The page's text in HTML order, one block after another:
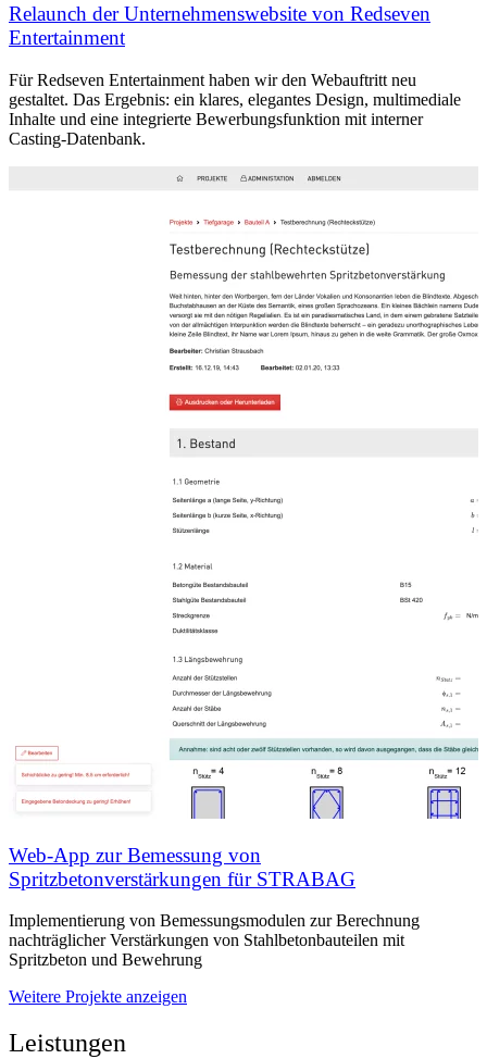
Relaunch der Unternehmenswebsite von Redseven
Entertainment
Für Redseven Entertainment haben wir den Webauftritt neu
gestaltet. Das Ergebnis: ein klares, elegantes Design, multimediale
Inhalte und eine integrierte Bewerbungsfunktion mit interner
Casting-Datenbank.
Web-App zur Bemessung von
Spritzbetonverstärkungen für STRABAG
Implementierung von Bemessungsmodulen zur Berechnung
nachträglicher Verstärkungen von Stahlbetonbauteilen mit
Spritzbeton und Bewehrung
Weitere Projekte anzeigen
Leistungen